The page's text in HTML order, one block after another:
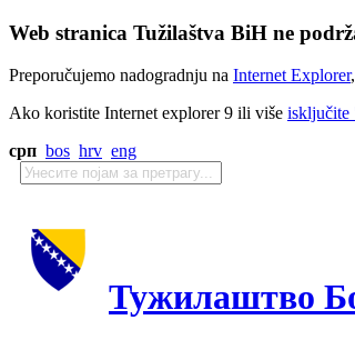
Web stranica Tužilaštva BiH ne
Preporučujemo nadogradnju na Internet Explorer,
Ako koristite Internet explorer 9 ili više
срп bos hrv eng
Тужилаштво